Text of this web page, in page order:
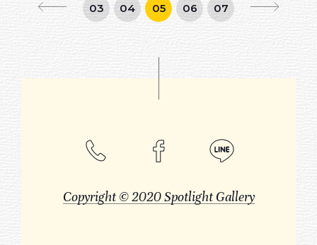
03 04 05 06 07
Copyright © 2020 Spotlight Gallery